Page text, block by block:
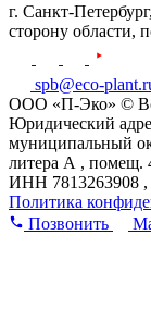
г. Санкт-Петербург,
сторону области,
spb@eco-
ООО «П-Эко» ©
Юридический
муниципальный
литера А , помещ.
ИНН 7813263908 ,
Политика
Позвонить